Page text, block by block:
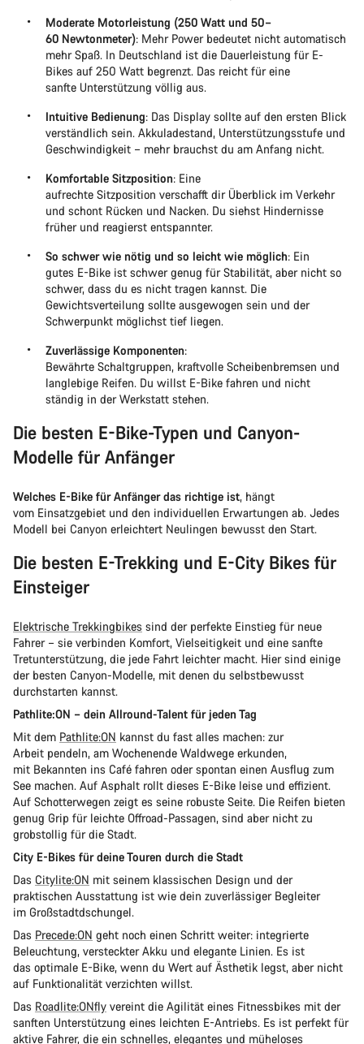
Moderate Motorleistung (250 Watt und 50–
60 Newtonmeter): Mehr Power bedeutet nicht automatisch
mehr Spaß. In Deutschland ist die Dauerleistung für E-
Bikes auf 250 Watt begrenzt. Das reicht für eine
sanfte Unterstützung völlig aus.
Intuitive Bedienung: Das Display sollte auf den ersten Blick
verständlich sein. Akkuladestand, Unterstützungsstufe und
Geschwindigkeit – mehr brauchst du am Anfang nicht.
Komfortable Sitzposition: Eine
aufrechte Sitzposition verschafft dir Überblick im Verkehr
und schont Rücken und Nacken. Du siehst Hindernisse
früher und reagierst entspannter.
So schwer wie nötig und so leicht wie möglich: Ein
gutes E-Bike ist schwer genug für Stabilität, aber nicht so
schwer, dass du es nicht tragen kannst. Die
Gewichtsverteilung sollte ausgewogen sein und der
Schwerpunkt möglichst tief liegen.
Zuverlässige Komponenten:
Bewährte Schaltgruppen, kraftvolle Scheibenbremsen und
langlebige Reifen. Du willst E-Bike fahren und nicht
ständig in der Werkstatt stehen.
Die besten E-Bike-Typen und Canyon-
Modelle für Anfänger
Welches E-Bike für Anfänger das richtige ist, hängt
vom Einsatzgebiet und den individuellen Erwartungen ab. Jedes
Modell bei Canyon erleichtert Neulingen bewusst den Start.
Die besten E-Trekking und E-City Bikes für
Einsteiger
Elektrische Trekkingbikes sind der perfekte Einstieg für neue
Fahrer – sie verbinden Komfort, Vielseitigkeit und eine sanfte
Tretunterstützung, die jede Fahrt leichter macht. Hier sind einige
der besten Canyon-Modelle, mit denen du selbstbewusst
durchstarten kannst.
Pathlite:ON – dein Allround-Talent für jeden Tag
Mit dem Pathlite:ON kannst du fast alles machen: zur
Arbeit pendeln, am Wochenende Waldwege erkunden,
mit Bekannten ins Café fahren oder spontan einen Ausflug zum
See machen. Auf Asphalt rollt dieses E-Bike leise und effizient.
Auf Schotterwegen zeigt es seine robuste Seite. Die Reifen bieten
genug Grip für leichte Offroad-Passagen, sind aber nicht zu
grobstollig für die Stadt.
City E-Bikes für deine Touren durch die Stadt
Das Citylite:ON mit seinem klassischen Design und der
praktischen Ausstattung ist wie dein zuverlässiger Begleiter
im Großstadtdschungel.
Das Precede:ON geht noch einen Schritt weiter: integrierte
Beleuchtung, versteckter Akku und elegante Linien. Es ist
das optimale E-Bike, wenn du Wert auf Ästhetik legst, aber nicht
auf Funktionalität verzichten willst.
Das Roadlite:ONfly vereint die Agilität eines Fitnessbikes mit der
sanften Unterstützung eines leichten E-Antriebs. Es ist perfekt für
aktive Fahrer, die ein schnelles, elegantes und müheloses